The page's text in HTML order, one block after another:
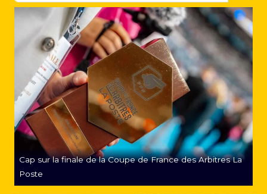
Cap sur la finale de la Coupe de France des Arbitres La
Poste